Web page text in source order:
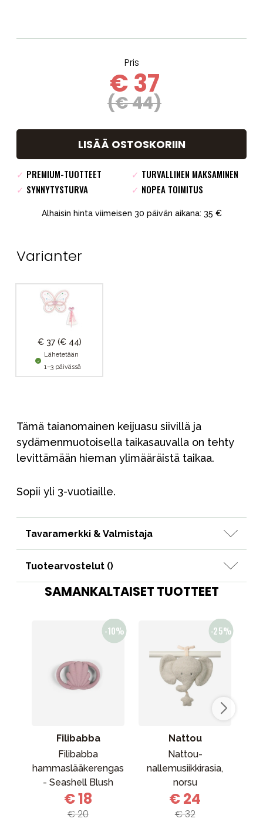
Pris
€ 37
(€ 44)
LISÄÄ OSTOSKORIIN
✓ PREMIUM-TUOTTEET ✓ TURVALLINEN MAKSAMINEN
✓ SYNNYTYSTURVA ✓ NOPEA TOIMITUS
Alhaisin hinta viimeisen 30 päivän aikana: 35 €
Varianter
€ 37 (€ 44)
Lähetetään
1–3 päivässä
Tämä taianomainen keijuasu siivillä ja
sydämenmuotoisella taikasauvalla on tehty
levittämään hieman ylimääräistä taikaa.
Sopii yli 3-vuotiaille.
Tavaramerkki & Valmistaja
Tuotearvostelut ()
SAMANKALTAISET TUOTTEET
Filibabba
Filibabba
hammaslääkerengas
- Seashell Blush
€ 18
€ 20
Nattou
Nattou-
nallemusiikkirasia,
norsu
€ 24
€ 32